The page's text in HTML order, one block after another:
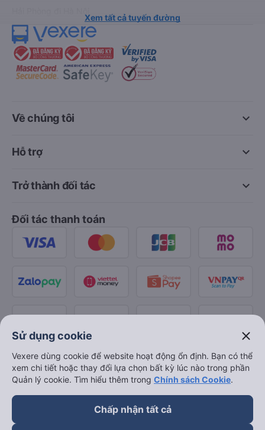
Xem tất cả tuyến đường
keyboard_arrow_down
Về chúng tôi
keyboard_arrow_down
Hỗ trợ
keyboard_arrow_down
Trở thành đối tác
Đối tác thanh toán
Sử dụng cookie close
Vexere dùng cookie để website hoạt động ổn định. Bạn có thể
xem chi tiết hoặc thay đổi lựa chọn bất kỳ lúc nào trong phần
Quản lý cookie. Tìm hiểu thêm trong Chính sách Cookie.
Chấp nhận tất cả